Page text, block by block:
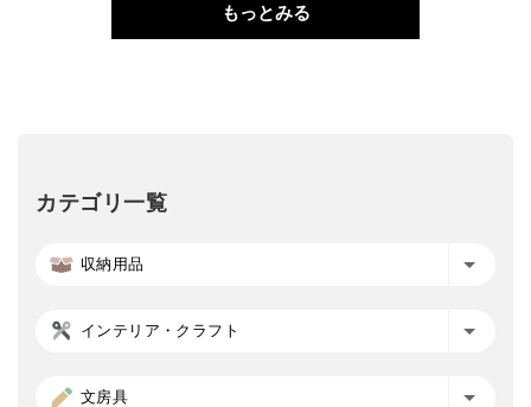
もっとみる
カテゴリ一覧
収納用品
インテリア・クラフト
文房具